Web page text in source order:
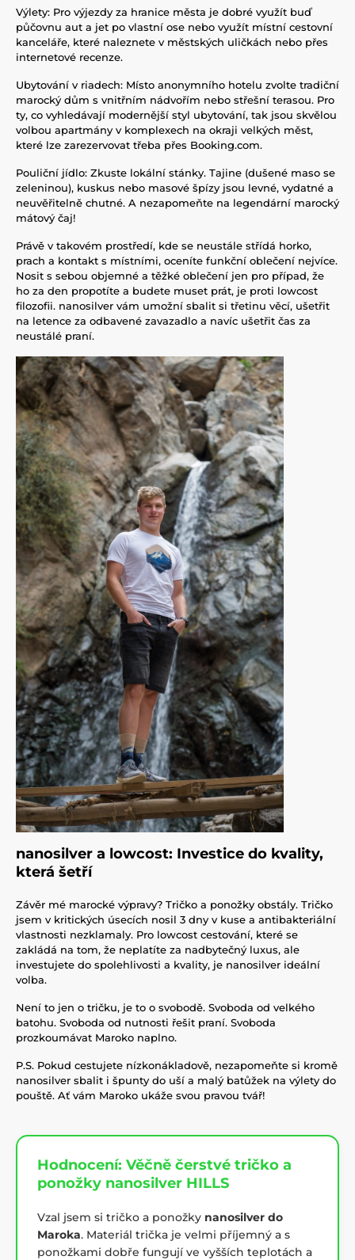
Výlety: Pro výjezdy za hranice města je dobré využít buď
půčovnu aut a jet po vlastní ose nebo využít místní cestovní
kanceláře, které naleznete v městských uličkách nebo přes
internetové recenze.
Ubytování v riadech: Místo anonymního hotelu zvolte tradiční
marocký dům s vnitřním nádvořím nebo střešní terasou. Pro
ty, co vyhledávají modernější styl ubytování, tak jsou skvělou
volbou apartmány v komplexech na okraji velkých měst,
které lze zarezervovat třeba přes Booking.com.
Pouliční jídlo: Zkuste lokální stánky. Tajine (dušené maso se
zeleninou), kuskus nebo masové špízy jsou levné, vydatné a
neuvěřitelně chutné. A nezapomeňte na legendární marocký
mátový čaj!
Právě v takovém prostředí, kde se neustále střídá horko,
prach a kontakt s místními, oceníte funkční oblečení nejvíce.
Nosit s sebou objemné a těžké oblečení jen pro případ, že
ho za den propotíte a budete muset prát, je proti lowcost
filozofii. nanosilver vám umožní sbalit si třetinu věcí, ušetřit
na letence za odbavené zavazadlo a navíc ušetřit čas za
neustálé praní.
nanosilver a lowcost: Investice do kvality,
která šetří
Závěr mé marocké výpravy? Tričko a ponožky obstály. Tričko
jsem v kritických úsecích nosil 3 dny v kuse a antibakteriální
vlastnosti nezklamaly. Pro lowcost cestování, které se
zakládá na tom, že neplatíte za nadbytečný luxus, ale
investujete do spolehlivosti a kvality, je nanosilver ideální
volba.
Není to jen o tričku, je to o svobodě. Svoboda od velkého
batohu. Svoboda od nutnosti řešit praní. Svoboda
prozkoumávat Maroko naplno.
P.S. Pokud cestujete nízkonákladově, nezapomeňte si kromě
nanosilver sbalit i špunty do uší a malý batůžek na výlety do
pouště. Ať vám Maroko ukáže svou pravou tvář!
Hodnocení: Věčně čerstvé tričko a
ponožky nanosilver HILLS
Vzal jsem si tričko a ponožky nanosilver do
Maroka. Materiál trička je velmi příjemný a s
ponožkami dobře fungují ve vyšších teplotách a